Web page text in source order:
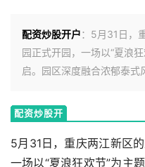
配资炒股开户：5月31日，
园正式开园，一场以“夏浪
启。园区深度融合浓郁泰
配资炒股开
5月31日，重庆两江新区
一场以“夏浪狂欢节”为主